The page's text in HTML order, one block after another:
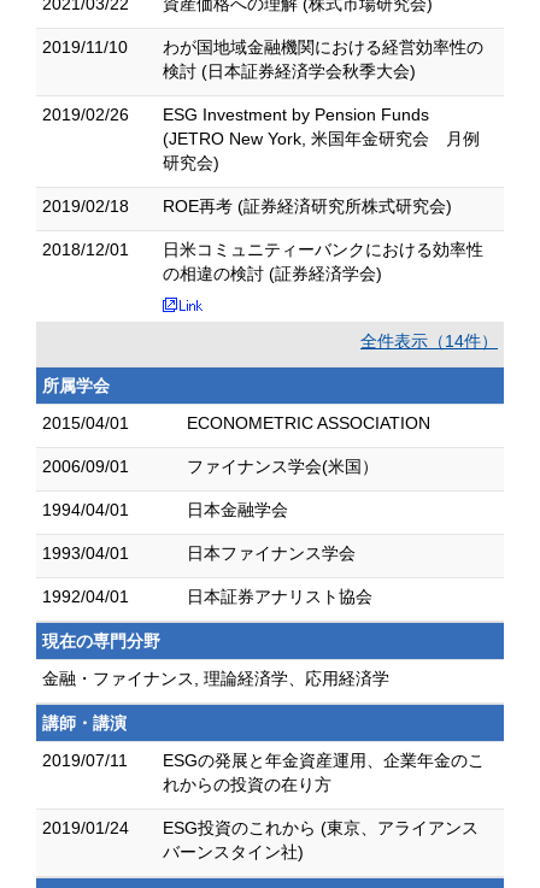
2019/11/10
わが国地域金融機関における経営効率性の
検討 (日本証券経済学会秋季大会)
2019/02/26
ESG Investment by Pension Funds
(JETRO New York, 米国年金研究会 月例
研究会)
2019/02/18 ROE再考 (証券経済研究所株式研究会)
2018/12/01
日米コミュニティーバンクにおける効率性
の相違の検討 (証券経済学会)
全件表示（14件）
所属学会
2015/04/01
ECONOMETRIC ASSOCIATION
2006/09/01 ファイナンス学会(米国）
1994/04/01 日本金融学会
1993/04/01 日本ファイナンス学会
1992/04/01 日本証券アナリスト協会
現在の専門分野
金融・ファイナンス, 理論経済学、応用経済学
講師・講演
2019/07/11
ESGの発展と年金資産運用、企業年金のこ
れからの投資の在り方
2019/01/24
ESG投資のこれから (東京、アライアンス
バーンスタイン社)